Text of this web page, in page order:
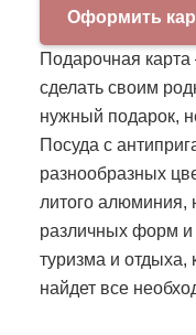
Оформить
Подарочная карта
сделать своим
нужный подарок,
Посуда с
разнообразных
литого алюминия,
различных форм и
туризма и отдыха,
найдет все